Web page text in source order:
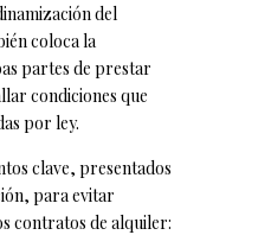
del
coloca la
partes de prestar
condiciones que
por ley.
clave, presentados
, para evitar
contratos de alquiler: